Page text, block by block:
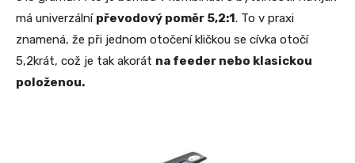
má univerzální převodový poměr 5,2:1. To v praxi
znamená, že při jednom otočení kličkou se cívka otočí
5,2krát, což je tak akorát na feeder nebo klasickou
položenou.